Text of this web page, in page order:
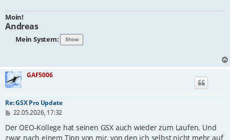
Moin!
Andreas
Mein System:
GAF5006
Re: GSX Pro Update
B
i
22.05.2026, 17:32
Der OEO-Kollege hat seinen GSX auch wieder zum Laufen. Und
zwar nach einem Tipp von mir, von den ich selbst nicht mehr auf